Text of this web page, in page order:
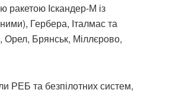
ракетою Іскандер-М із
Гербера, Італмас та
Орел, Брянськ, Міллєрово,
РЕБ та безпілотних систем,